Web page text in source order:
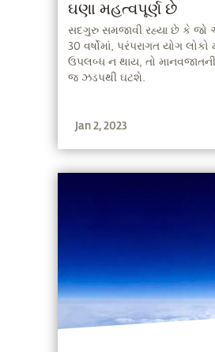
ઘણા મહત્વપૂર્ણ છે
સદગુરુ સમજાવી રહ્યા છે કે જો
30 વર્ષોમાં, પરંપરાગત યોગ લોકો
ઉપલબ્ધ ન થાય, તો
જ ઝડપથી ઘટશે.
Jan 2, 2023